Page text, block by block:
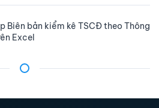
Biên bản kiểm kê TSCĐ theo Thông
Excel